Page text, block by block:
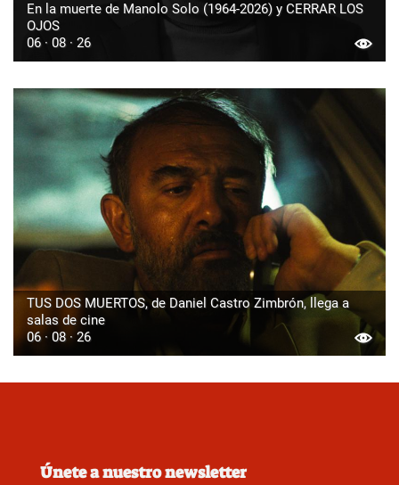
En la muerte de Manolo Solo (1964-2026) y CERRAR LOS
OJOS
06 · 08 · 26
TUS DOS MUERTOS, de Daniel Castro Zimbrón, llega a
salas de cine
06 · 08 · 26
Únete a nuestro newsletter